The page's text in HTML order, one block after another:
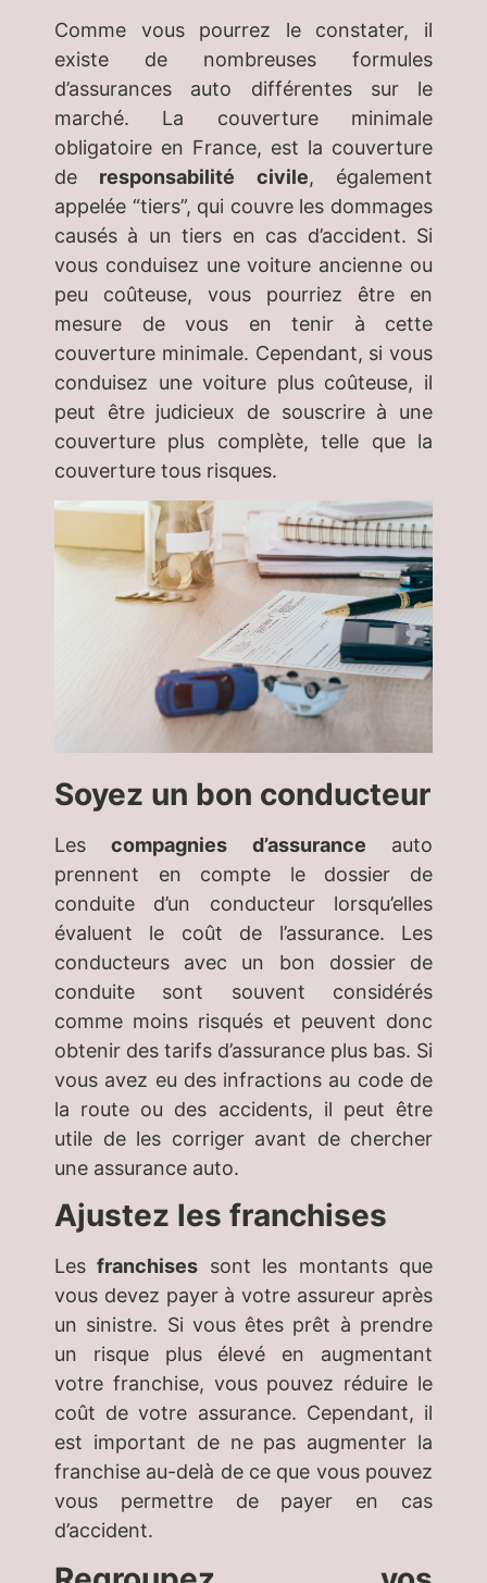
Comme vous pourrez le constater, il
existe de nombreuses formules
d’assurances auto différentes sur le
marché. La couverture minimale
obligatoire en France, est la couverture
de responsabilité civile, également
appelée “tiers”, qui couvre les dommages
causés à un tiers en cas d’accident. Si
vous conduisez une voiture ancienne ou
peu coûteuse, vous pourriez être en
mesure de vous en tenir à cette
couverture minimale. Cependant, si vous
conduisez une voiture plus coûteuse, il
peut être judicieux de souscrire à une
couverture plus complète, telle que la
couverture tous risques.
Soyez un bon conducteur
Lescompagnies d’assurance auto
prennent en compte le dossier de
conduite d’un conducteur lorsqu’elles
évaluent le coût de l’assurance. Les
conducteurs avec un bon dossier de
conduite sont souvent considérés
comme moins risqués et peuvent donc
obtenir des tarifs d’assurance plus bas. Si
vous avez eu des infractions au code de
la route ou des accidents, il peut être
utile de les corriger avant de chercher
une assurance auto.
Ajustez les franchises
Lesfranchises sont les montants que
vous devez payer à votre assureur après
un sinistre. Si vous êtes prêt à prendre
un risque plus élevé en augmentant
votre franchise, vous pouvez réduire le
coût de votre assurance. Cependant, il
est important de ne pas augmenter la
franchise au-delà de ce que vous pouvez
vous permettre de payer en cas
d’accident.